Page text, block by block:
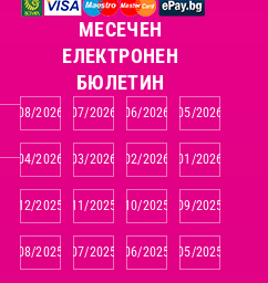
MЕСЕЧЕН
ЕЛЕКТРОНЕН
БЮЛЕТИН
08/2026 07/2026 06/2026 05/2026
04/2026 03/2026 02/2026 01/2026
12/2025 11/2025 10/2025 09/2025
08/2025 07/2025 06/2025 05/2025